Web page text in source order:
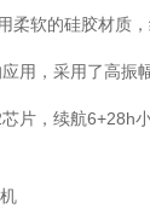
柔软的硅胶材质
用，采用了高振
片，续航6+28h